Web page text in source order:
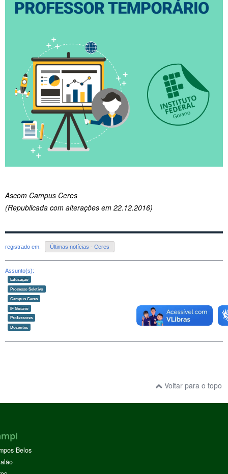
Ascom Campus Ceres
(Republicada com alterações em 22.12.2016)
registrado em: Últimas notícias - Ceres
Assunto(s):
Educação
Processo Seletivo
Campus Ceres
IF Goiano
Professores
Docentes
Voltar para o topo
Belos